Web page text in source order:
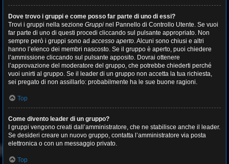
Dove trovo i gruppi e come posso far parte di uno di essi?
Trovi i gruppi nella sezione Gruppi nel Pannello di Controllo Utente. Se vuoi
far parte di uno di questi procedi cliccando sul pulsante appropriato. Non
sempre però i gruppi sono ad accesso aperto. Alcuni sono chiusi e altri
hanno l’elenco dei membri nascosto. Se il gruppo è aperto, puoi chiedere
l’ammissione cliccando sul pulsante apposito. Dovrai ottenere
l’approvazione del moderatore del gruppo, che potrebbe chiederti perché
vuoi unirti al gruppo. Se il leader di un gruppo non accetta la tua richiesta,
sei pregato di non assillarlo: probabilmente ha le sue buone ragioni.
Top
Come divento leader di un gruppo?
I gruppi vengono creati dall’amministratore, che ne stabilisce anche il leader.
Se desideri creare un nuovo gruppo, contatta l’amministratore via posta
elettronica o con un messaggio privato.
Top